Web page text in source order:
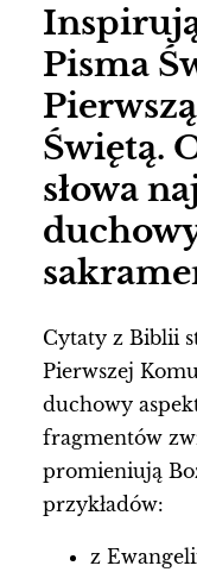
Pisma
Świętą.
słowa
Cytaty z Biblii
Pierwszej
duchowy
fragmentów
promieniują
przykładów:
z